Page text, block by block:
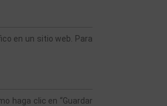
en un sitio web. Para
haga clic en “Guardar